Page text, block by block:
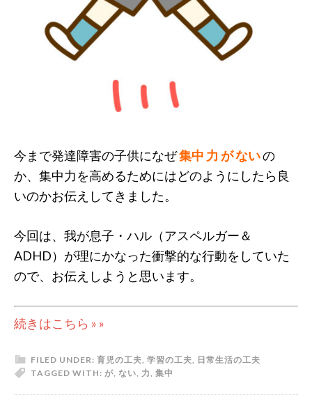
今まで発達障害の子供になぜ集中 力 が ないの
か、集中力を高めるためにはどのようにしたら良
いのかお伝えしてきました。
今回は、我が息子・ハル（アスペルガー＆
ADHD）が理にかなった衝撃的な行動をしていた
ので、お伝えしようと思います。
続きはこちら » »
FILED UNDER: 育児の工夫, 学習の工夫, 日常生活の工夫
TAGGED WITH: が, ない, 力, 集中